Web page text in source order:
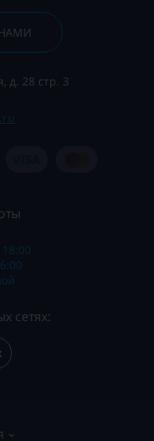
д. 28 стр. 3
сетях: